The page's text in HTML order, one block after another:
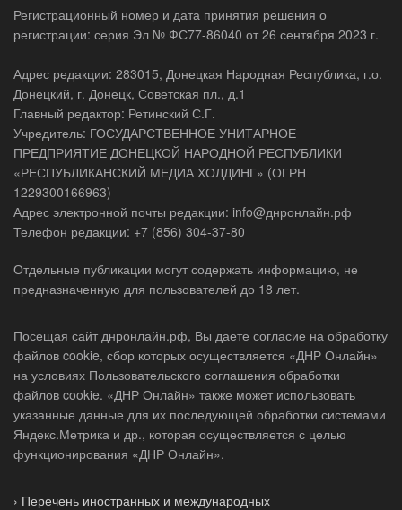
Регистрационный номер и дата принятия решения о
регистрации: серия Эл № ФС77-86040 от 26 сентября 2023 г.
Адрес редакции: 283015, Донецкая Народная Республика, г.о.
Донецкий, г. Донецк, Советская пл., д.1
Главный редактор: Ретинский С.Г.
Учредитель: ГОСУДАРСТВЕННОЕ УНИТАРНОЕ
ПРЕДПРИЯТИЕ ДОНЕЦКОЙ НАРОДНОЙ РЕСПУБЛИКИ
«РЕСПУБЛИКАНСКИЙ МЕДИА ХОЛДИНГ» (ОГРН
1229300166963)
Адрес электронной почты редакции: info@днронлайн.рф
Телефон редакции: +7 (856) 304-37-80
Отдельные публикации могут содержать информацию, не
предназначенную для пользователей до 18 лет.
Посещая сайт днронлайн.рф, Вы даете согласие на обработку
файлов cookie, сбор которых осуществляется «ДНР Онлайн»
на условиях Пользовательского соглашения обработки
файлов cookie. «ДНР Онлайн» также может использовать
указанные данные для их последующей обработки системами
Яндекс.Метрика и др., которая осуществляется с целью
функционирования «ДНР Онлайн».
› Перечень иностранных и международных